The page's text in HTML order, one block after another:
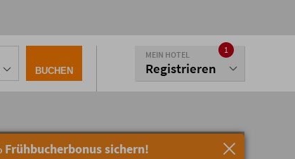
Frühbucherbonus sichern!
BUCHEN
MEIN HOTEL
Registrieren
1